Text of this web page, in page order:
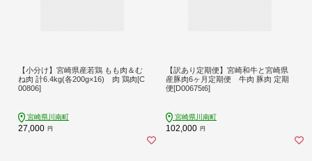
【小分け】宮崎県産若鶏 もも肉＆む
ね肉 計6.4kg(各200g×16) 肉 鶏肉[C
00806]
宮崎県川南町
27,000 円
【訳あり定期便】宮崎和牛と宮崎県
産豚肉6ヶ月定期便 牛肉 豚肉 定期
便[D00675t6]
宮崎県川南町
102,000 円